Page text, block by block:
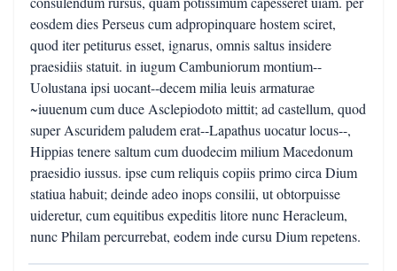
eosdem dies Perseus cum adpropinquare hostem sciret,
quod iter petiturus esset, ignarus, omnis saltus insidere
praesidiis statuit. in iugum Cambuniorum montium--
Uolustana ipsi uocant--decem milia leuis armaturae
~iuuenum cum duce Asclepiodoto mittit; ad castellum, quod
super Ascuridem paludem erat--Lapathus uocatur locus--,
Hippias tenere saltum cum duodecim milium Macedonum
praesidio iussus. ipse cum reliquis copiis primo circa Dium
statiua habuit; deinde adeo inops consilii, ut obtorpuisse
uideretur, cum equitibus expeditis litore nunc Heracleum,
nunc Philam percurrebat, eodem inde cursu Dium repetens.